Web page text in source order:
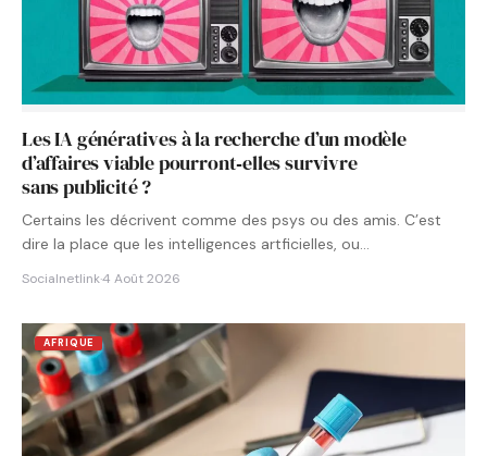
Les IA génératives à la recherche d’un modèle
d’affaires viable pourront‑elles survivre
sans publicité ?
Certains les décrivent comme des psys ou des amis. C’est
dire la place que les intelligences artficielles, ou…
Socialnetlink·4 Août 2026
AFRIQUE